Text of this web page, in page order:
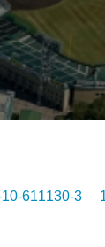
611130-3